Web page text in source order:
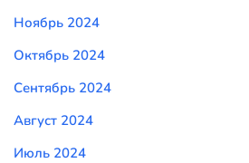
Ноябрь 2024
Октябрь 2024
Сентябрь 2024
Август 2024
Июль 2024